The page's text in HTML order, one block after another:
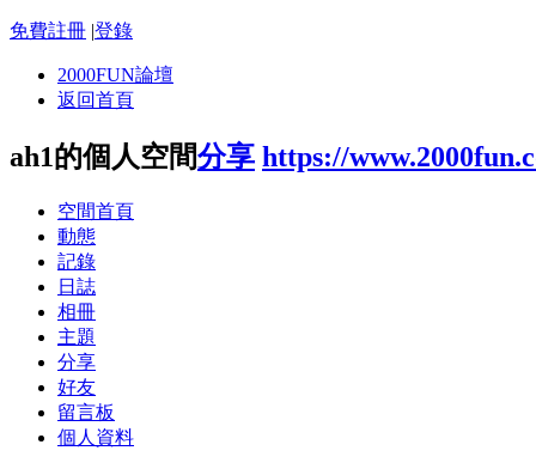
免費註冊 |登錄
2000FUN論壇
返回首頁
ah1的個人空間分享 https://
空間首頁
動態
記錄
日誌
相冊
主題
分享
好友
留言板
個人資料